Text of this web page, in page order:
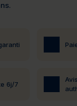
6j/7